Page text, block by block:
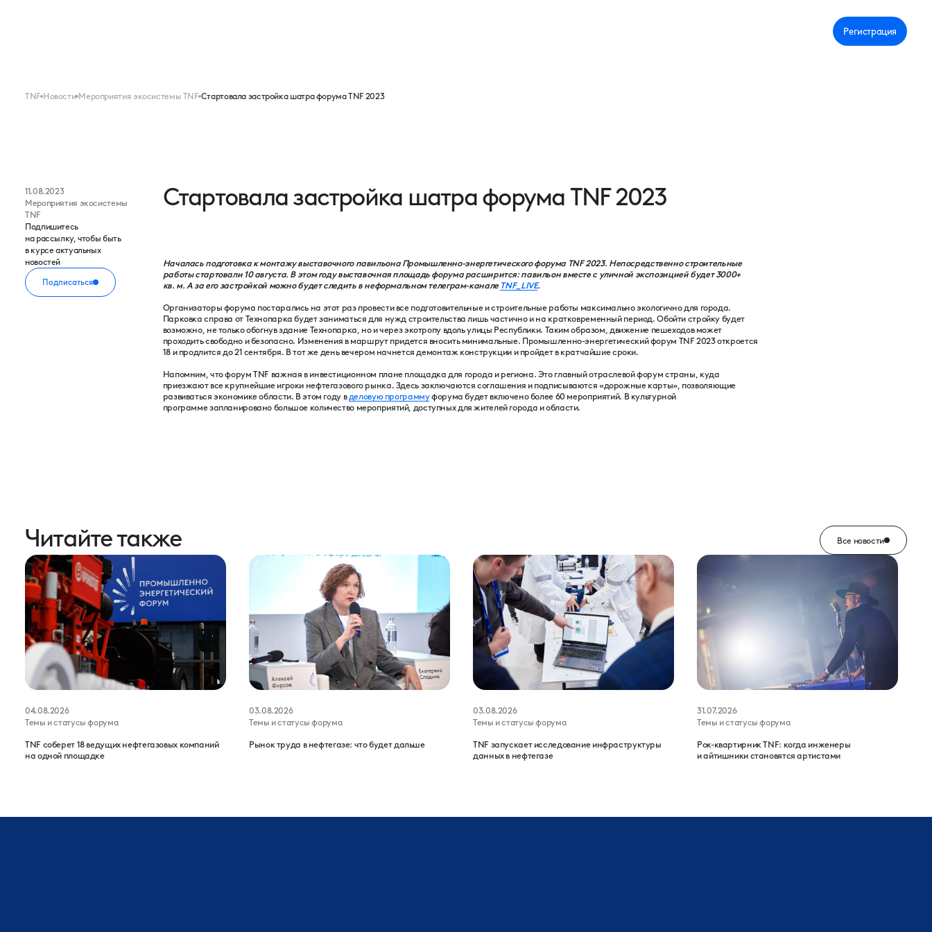
Регистрация
TNF Новости Мероприятия экосистемы TNF Стартовала застройка шатра форума TNF 2023
11.08.2023
Мероприятия экосистемы
TNF
Подпишитесь
на рассылку, чтобы быть
в курсе актуальных
новостей
Подписаться
Стартовала застройка шатра форума TNF 2023
Началась подготовка к монтажу выставочного павильона Промышленно-энергетического форума TNF 2023. Непосредственно строительные
работы стартовали 10 августа. В этом году выставочная площадь форума расширится: павильон вместе с уличной экспозицией будет 3000+
кв. м. А за его застройкой можно будет следить в неформальном телеграм-канале TNF_LIVE.
Организаторы форума постарались на этот раз провести все подготовительные и строительные работы максимально экологично для города.
Парковка справа от Технопарка будет заниматься для нужд строительства лишь частично и на кратковременный период. Обойти стройку будет
возможно, не только обогнув здание Технопарка, но и через экотропу вдоль улицы Республики. Таким образом, движение пешеходов может
проходить свободно и безопасно. Изменения в маршрут придется вносить минимальные. Промышленно-энергетический форум TNF 2023 откроется
18 и продлится до 21 сентября. В тот же день вечером начнется демонтаж конструкции и пройдет в кратчайшие сроки.
Напомним, что форум TNF важная в инвестиционном плане площадка для города и региона. Это главный отраслевой форум страны, куда
приезжают все крупнейшие игроки нефтегазового рынка. Здесь заключаются соглашения и подписываются «дорожные карты», позволяющие
развиваться экономике области. В этом году вделовую программуфорума будет включено более 60 мероприятий. В культурной
программе запланировано большое количество мероприятий, доступных для жителей города и области.
Читайте также Все новости
04.08.2026
Темы и статусы форума
TNF соберет 18 ведущих нефтегазовых компаний
на одной площадке
03.08.2026
Темы и статусы форума
Рынок труда в нефтегазе: что будет дальше
03.08.2026
Темы и статусы форума
TNF запускает исследование инфраструктуры
данных в нефтегазе
31.07.2026
Темы и статусы форума
Рок-квартирник TNF: когда инженеры
и айтишники становятся артистами